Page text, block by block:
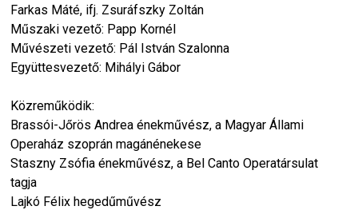
Farkas Máté, ifj. Zsuráfszky Zoltán
Műszaki vezető: Papp Kornél
Művészeti vezető: Pál István Szalonna
Együttesvezető: Mihályi Gábor
Közreműködik:
Brassói-Jőrös Andrea énekművész, a Magyar Állami
Operaház szoprán magánénekese
Staszny Zsófia énekművész, a Bel Canto Operatársulat
tagja
Lajkó Félix hegedűművész